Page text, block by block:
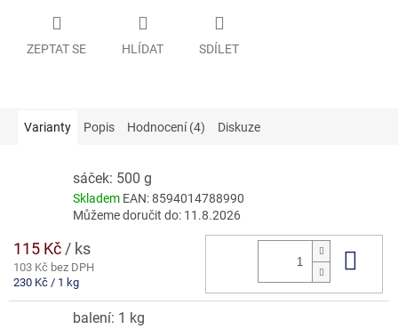
ZEPTAT SE HLÍDAT SDÍLET
Varianty Popis Hodnocení (4) Diskuze
sáček: 500 g
Skladem EAN:8594014788990
Můžeme doručit do: 11.8.2026
115 Kč / ks
103 Kč bez DPH
Měrná
230 Kč / 1 kg
balení: 1 kg